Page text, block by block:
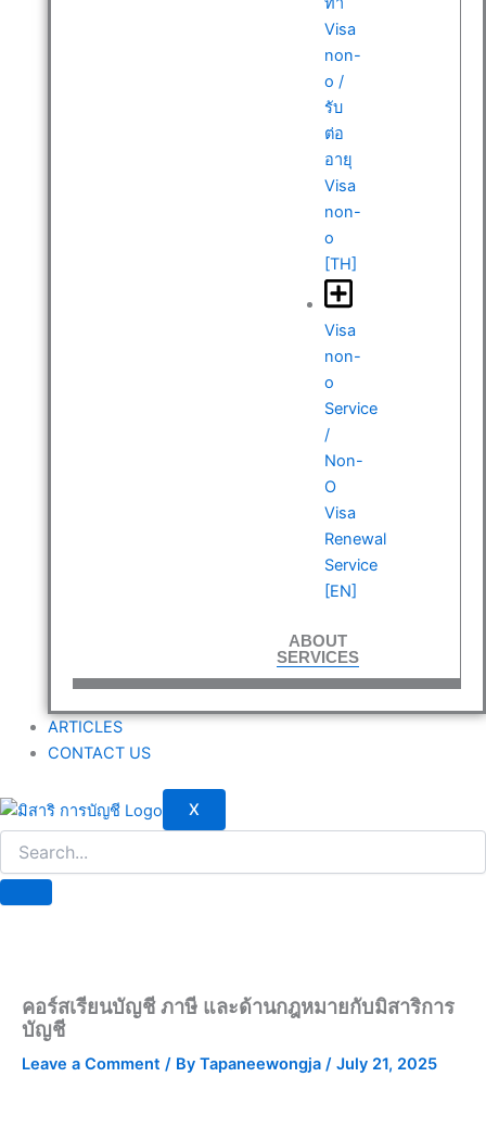
Visa
non-
o /
รับ
ต่อ
อายุ
Visa
non-
o
[TH]
Visa
non-
o
Service
/
Non-
O
Visa
Renewal
Service
[EN]
ABOUT
SERVICES
ARTICLES
CONTACT US
X
คอร์สเรียนบัญชี ภาษี และด้านกฎหมายกับมิสาริการ
บัญชี
Leave a Comment / By Tapaneewongja / July 21, 2025